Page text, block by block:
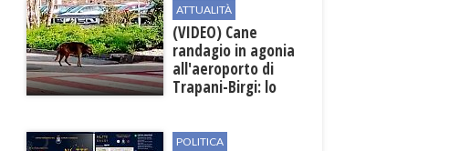
ATTUALITÀ
(VIDEO) Cane
randagio in agonia
all'aeroporto di
Trapani-Birgi: lo
POLITICA